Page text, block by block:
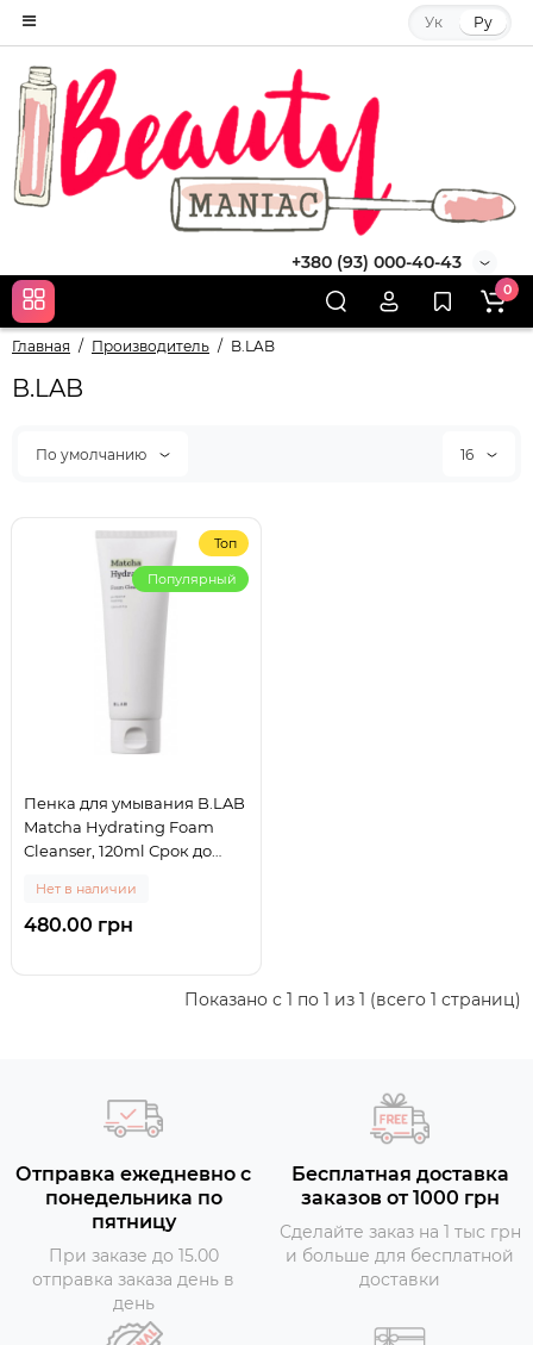
Ук Ру
+380 (93) 000-40-43
0
Главная Производитель B.LAB
B.LAB
По умолчанию 16
Топ
Популярный
Пенка для умывания B.LAB
Matcha Hydrating Foam
Cleanser, 120ml Срок до
Нет в наличии
480.00 грн
Показано с 1 по 1 из 1 (всего 1 страниц)
Отправка ежедневно с
понедельника по
пятницу
При заказе до 15.00
отправка заказа день в
день
Бесплатная доставка
заказов от 1000 грн
Сделайте заказ на 1 тыс грн
и больше для бесплатной
доставки